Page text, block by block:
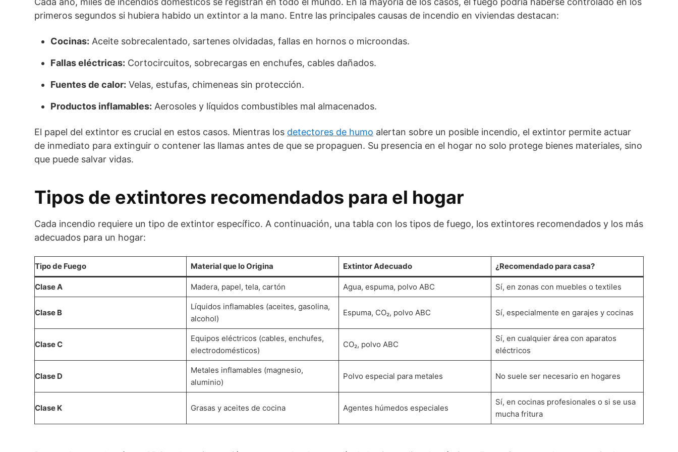
primeros segundos si hubiera habido un extintor a la mano. Entre las principales causas de incendio en viviendas destacan:
Cocinas: Aceite sobrecalentado, sartenes olvidadas, fallas en hornos o microondas.
Fallas eléctricas: Cortocircuitos, sobrecargas en enchufes, cables dañados.
Fuentes de calor: Velas, estufas, chimeneas sin protección.
Productos inflamables: Aerosoles y líquidos combustibles mal almacenados.
El papel del extintor es crucial en estos casos. Mientras los detectores de humo alertan sobre un posible incendio, el extintor permite actuar
de inmediato para extinguir o contener las llamas antes de que se propaguen. Su presencia en el hogar no solo protege bienes materiales, sino
que puede salvar vidas.
Tipos de extintores recomendados para el hogar
Cada incendio requiere un tipo de extintor específico. A continuación, una tabla con los tipos de fuego, los extintores recomendados y los más
adecuados para un hogar:
Tipo de Fuego Material que lo Origina Extintor Adecuado ¿Recomendado para casa?
Clase A Madera, papel, tela, cartón Agua, espuma, polvo ABC Sí, en zonas con muebles o textiles
Clase B
Líquidos inflamables (aceites, gasolina,
alcohol)
Espuma, CO₂, polvo ABC Sí, especialmente en garajes y cocinas
Clase C
Equipos eléctricos (cables, enchufes,
electrodomésticos)
CO₂, polvo ABC
Sí, en cualquier área con aparatos
eléctricos
Clase D
Metales inflamables (magnesio,
aluminio)
Polvo especial para metales No suele ser necesario en hogares
Clase K Grasas y aceites de cocina Agentes húmedos especiales
Sí, en cocinas profesionales o si se usa
mucha fritura